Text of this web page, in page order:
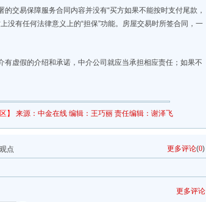
交易保障服务合同内容并没有“买方如果不能按时支付尾款，
没有任何法律意义上的“担保”功能。房屋交易时所签合同，一
虚假的介绍和承诺，中介公司就应当承担相应责任；如果不
】 来源： 中金在线 编辑：王巧丽 责任编辑：谢泽飞
更多评论(0)
点
更多评论